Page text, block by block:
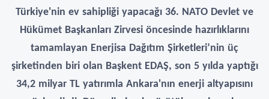
Türkiye'nin ev sahipliği yapacağı 36. NATO Devlet ve
Hükümet Başkanları Zirvesi öncesinde hazırlıklarını
tamamlayan Enerjisa Dağıtım Şirketleri’nin üç
şirketinden biri olan Başkent EDAŞ, son 5 yılda yaptığı
34,2 milyar TL yatırımla Ankara'nın enerji altyapısını